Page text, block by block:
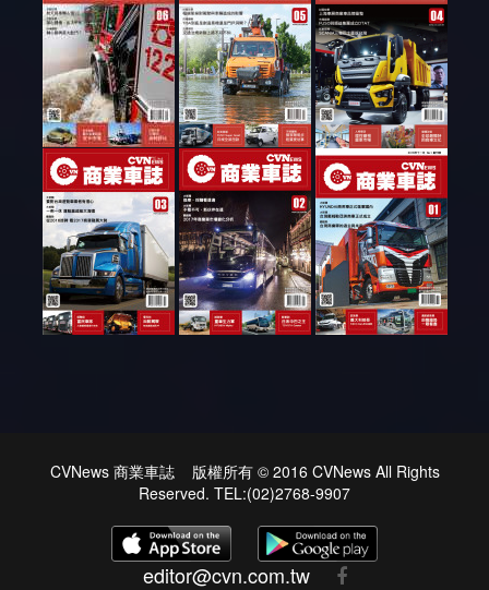
CVNews 商業車誌 版權所有 © 2016 CVNews All Rights
Reserved. TEL:(02)2768-9907
editor@cvn.com.tw